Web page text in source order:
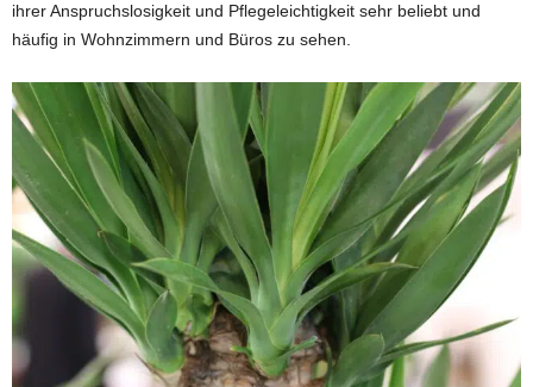
ihrer Anspruchslosigkeit und Pflegeleichtigkeit sehr beliebt und
häufig in Wohnzimmern und Büros zu sehen.